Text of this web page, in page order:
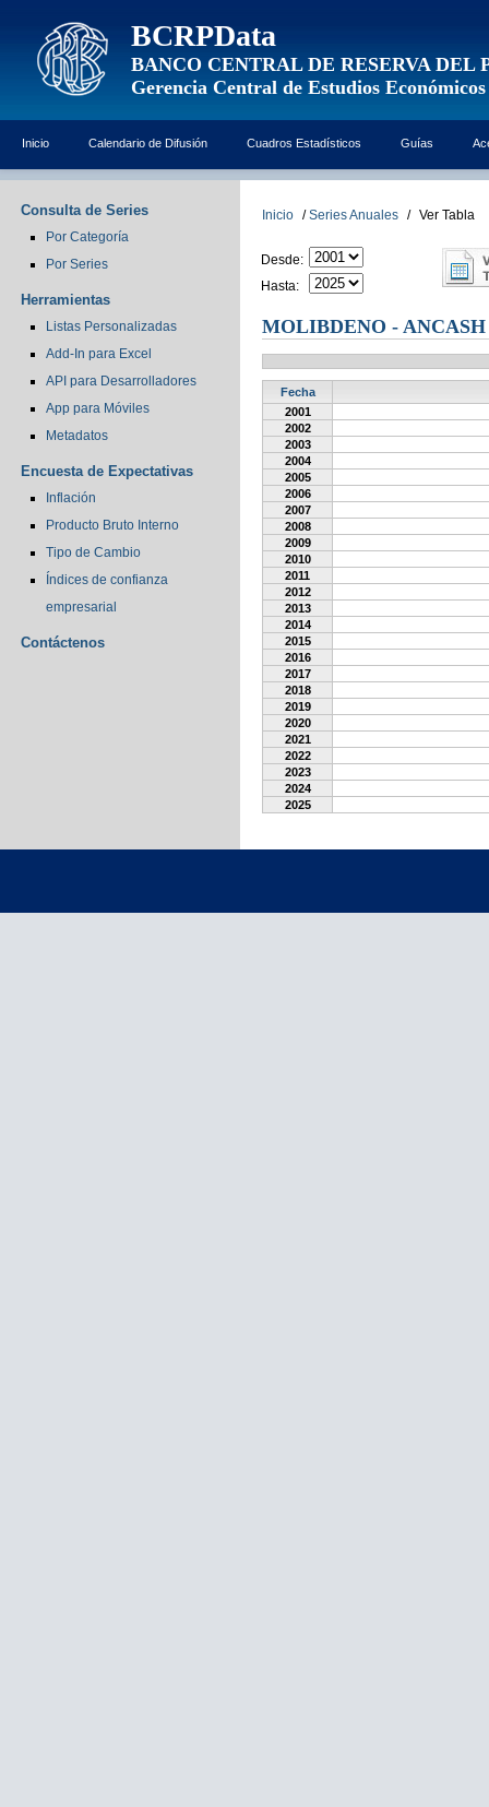
BCRPData
BANCO CENTRAL DE RESERVA DEL
Gerencia Central de Estudios Económicos
Inicio Calendario de Difusión Cuadros Estadísticos Guías
Consulta de Series
Por Categoría
Por Series
Herramientas
Listas Personalizadas
Add-In para Excel
API para Desarrolladores
App para Móviles
Metadatos
Encuesta de Expectativas
Inflación
Producto Bruto Interno
Tipo de Cambio
Índices de confianza
empresarial
Contáctenos
Inicio / Series Anuales / Ver Tabla
Desde:
Hasta:
MOLIBDENO -
Fecha
2001
2002
2003
2004
2005
2006
2007
2008
2009
2010
2011
2012
2013
2014
2015
2016
2017
2018
2019
2020
2021
2022
2023
2024
2025